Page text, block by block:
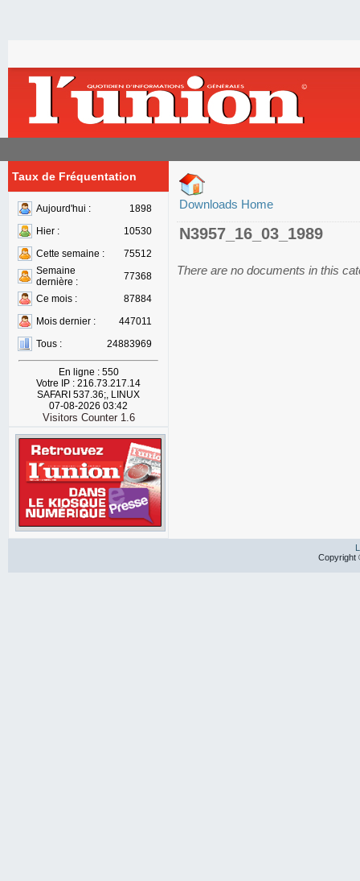
Taux de Fréquentation
Aujourd'hui :
1898
Hier :
10530
Cette semaine :
75512
Semaine
dernière :
77368
Ce mois :
87884
Mois dernier :
447011
Tous :
24883969
En ligne : 550
Votre IP : 216.73.217.14
SAFARI 537.36;, LINUX
07-08-2026 03:42
Visitors Counter 1.6
Downloads Home
N3957_16_03_1989
There are no documents in this
Copyright